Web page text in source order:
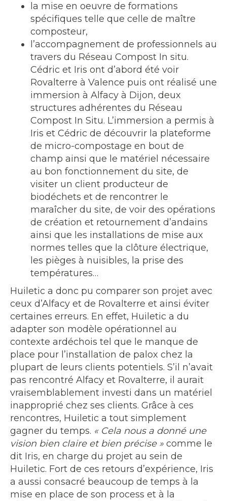
la mise en oeuvre de formations
spécifiques telle que celle de maître
composteur,
l’accompagnement de professionnels au
travers du Réseau Compost In situ.
Cédric et Iris ont d’abord été voir
Rovalterre à Valence puis ont réalisé une
immersion à Alfacy à Dijon, deux
structures adhérentes du Réseau
Compost In Situ. L’immersion a permis à
Iris et Cédric de découvrir la plateforme
de micro-compostage en bout de
champ ainsi que le matériel nécessaire
au bon fonctionnement du site, de
visiter un client producteur de
biodéchets et de rencontrer le
maraîcher du site, de voir des opérations
de création et retournement d’andains
ainsi que les installations de mise aux
normes telles que la clôture électrique,
les pièges à nuisibles, la prise des
températures…
Huiletic a donc pu comparer son projet avec
ceux d’Alfacy et de Rovalterre et ainsi éviter
certaines erreurs. En effet, Huiletic a du
adapter son modèle opérationnel au
contexte ardéchois tel que le manque de
place pour l’installation de palox chez la
plupart de leurs clients potentiels. S’il n’avait
pas rencontré Alfacy et Rovalterre, il aurait
vraisemblablement investi dans un matériel
inapproprié chez ses clients. Grâce à ces
rencontres, Huiletic a tout simplement
gagner du temps. « Cela nous a donné une
vision bien claire et bien précise » comme le
dit Iris, en charge du projet au sein de
Huiletic. Fort de ces retours d’expérience, Iris
a aussi consacré beaucoup de temps à la
mise en place de son process et à la